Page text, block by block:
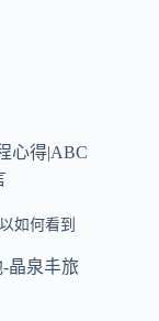
心得|ABC
如何看到
晶泉丰旅